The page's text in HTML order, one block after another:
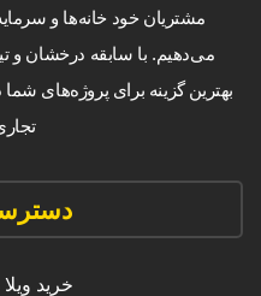
مشتریان خود خانه‌ها و
می‌دهیم. با سابقه درخشان و
بهترین گزینه برای پروژه‌های
خرید